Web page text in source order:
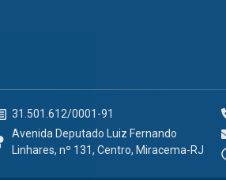
31.501.612/0001-91
Avenida Deputado Luiz Fernando
Linhares, nº 131, Centro, Miracema-RJ